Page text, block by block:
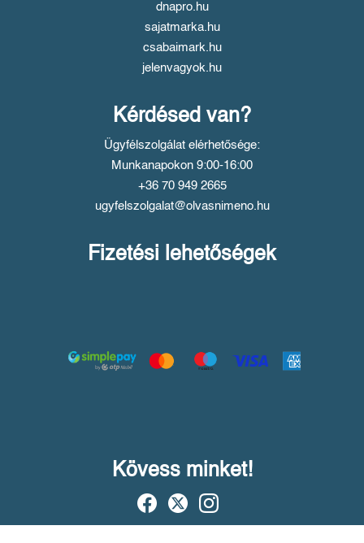
dnapro.hu
sajatmarka.hu
csabaimark.hu
jelenvagyok.hu
Kérdésed van?
Ügyfélszolgálat elérhetősége:
Munkanapokon 9:00-16:00
+36 70 949 2665
ugyfelszolgalat@olvasnimeno.hu
Fizetési lehetőségek
Kövess minket!